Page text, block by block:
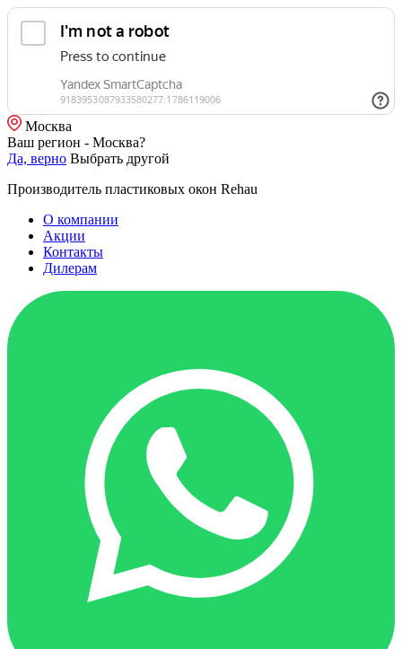
Москва
Ваш регион - Москва?
Да, верно Выбрать другой
Производитель пластиковых окон Rehau
О компании
Акции
Контакты
Дилерам